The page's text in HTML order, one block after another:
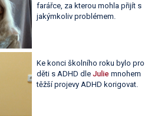
farářce, za kterou mohla přijít s
jakýmkoliv problémem.
Ke konci školního roku bylo pro
děti s ADHD dle Julie mnohem
těžší projevy ADHD korigovat.